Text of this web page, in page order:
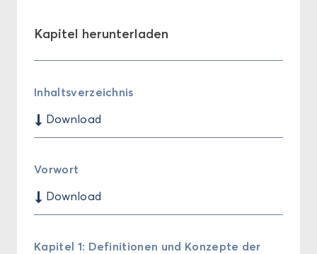
Ka­pi­tel her­un­ter­la­den
In­halts­ver­zeich­nis
$ Down­load
Vor­wort
$ Down­load
Ka­pi­tel 1: De­fi­ni­tio­nen und Kon­zep­te der